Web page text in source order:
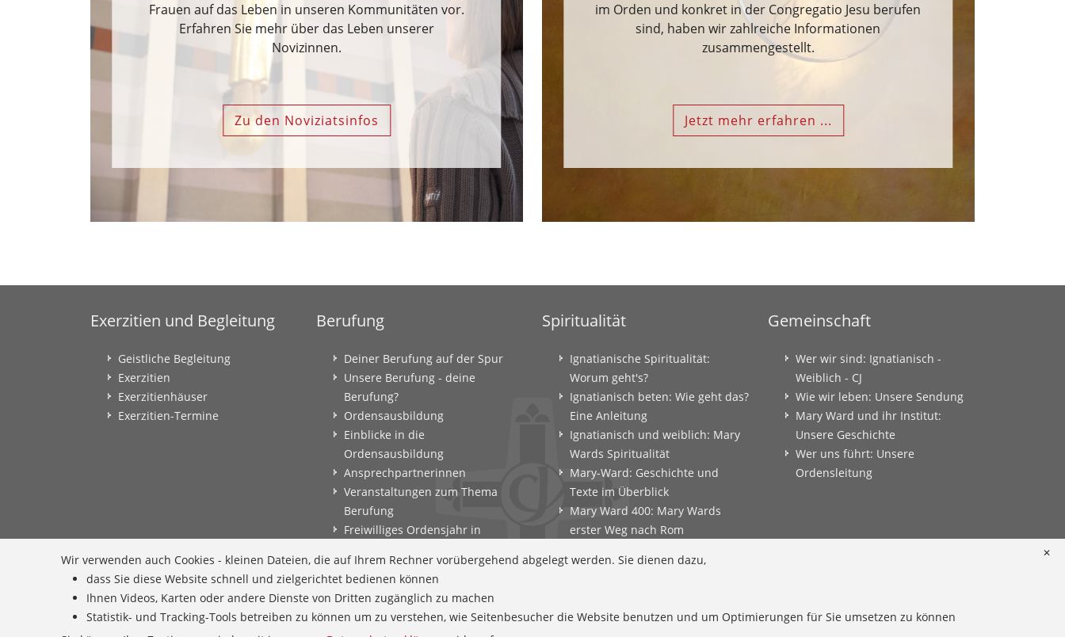
Frauen auf das Leben in unseren Kommunitäten vor.
Erfahren Sie mehr über das Leben unserer
Novizinnen.
Zu den Noviziatsinfos
im Orden und konkret in der Congregatio Jesu berufen
sind, haben wir zahlreiche Informationen
zusammengestellt.
Jetzt mehr erfahren ...
Exerzitien und Begleitung
Geistliche Begleitung
Exerzitien
Exerzitienhäuser
Exerzitien-Termine
Berufung
Deiner Berufung auf der Spur
Unsere Berufung - deine
Berufung?
Ordensausbildung
Einblicke in die
Ordensausbildung
Ansprechpartnerinnen
Veranstaltungen zum Thema
Berufung
Freiwilliges Ordensjahr in
Berufungscoaching und
Berufungsexerzitien
Entscheidungsparcours
Gefährtinnen
Spiritualität
Ignatianische Spiritualität:
Worum geht's?
Ignatianisch beten: Wie geht das?
Eine Anleitung
Ignatianisch und weiblich: Mary
Wards Spiritualität
Mary-Ward: Geschichte und
Texte im Überblick
Mary Ward 400: Mary Wards
erster Weg nach Rom
Zeitschrift: Spiritualität konkret
Gemeinschaft
Wer wir sind: Ignatianisch -
Weiblich - CJ
Wie wir leben: Unsere Sendung
Mary Ward und ihr Institut:
Unsere Geschichte
Wer uns führt: Unsere
Ordensleitung
✕
Wir verwenden auch Cookies - kleinen Dateien, die auf Ihrem Rechner vorübergehend abgelegt werden. Sie dienen dazu,
dass Sie diese Website schnell und zielgerichtet bedienen können
Ihnen Videos, Karten oder andere Dienste von Dritten zugänglich zu machen
Statistik- und Tracking-Tools betreiben zu können um zu verstehen, wie Seitenbesucher die Website benutzen und um Optimierungen für Sie umsetzen zu können